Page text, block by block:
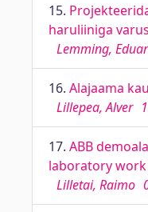
15.
haruliiniga
Lemming,
16. Alajaama
Lillepea, Alver
17. ABB
laboratory
Lilletai, Raimo